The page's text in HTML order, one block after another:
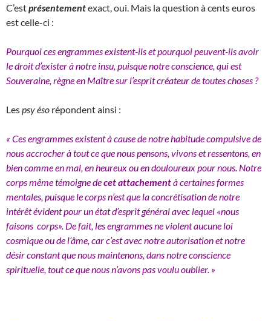
C’estprésentementexact, oui. Mais la question à cents euros
est celle-ci :
Pourquoi ces engrammes existent-ils et pourquoi peuvent-ils avoir
le droit d’exister à notre insu, puisque notre conscience, qui est
Souveraine, règne en Maître sur l’esprit créateur de toutes choses ?
Lespsy éso répondent ainsi :
« Ces engrammes existent à cause de notre habitude compulsive de
nous accrocher à tout ce que nous pensons, vivons et ressentons, en
bien comme en mal, en heureux ou en douloureux pour nous. Notre
corps même témoigne decet attachementà certaines formes
mentales, puisque le corps n’est que la concrétisation de notre
intérêt évident pour un état d’esprit général avec lequel «nous
faisons corps». De fait, les engrammes ne violent aucune loi
cosmique ou de l’âme, car c’est avec notre autorisation et notre
désir constant que nous maintenons, dans notre conscience
spirituelle, tout ce que nous n’avons pas voulu oublier. »